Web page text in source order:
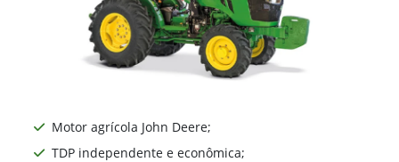
Motor agrícola John Deere;
TDP independente e econômica;